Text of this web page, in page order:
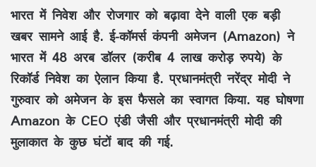
भारत में निवेश और रोजगार को बढ़ावा देने वाली एक बड़ी
खबर सामने आई है. ई-कॉमर्स कंपनी अमेजन (Amazon) ने
भारत में 48 अरब डॉलर (करीब 4 लाख करोड़ रुपये) के
रिकॉर्ड निवेश का ऐलान किया है. प्रधानमंत्री नरेंद्र मोदी ने
गुरुवार को अमेजन के इस फैसले का स्वागत किया. यह घोषणा
Amazon के CEO एंडी जैसी और प्रधानमंत्री मोदी की
मुलाकात के कुछ घंटों बाद की गई.